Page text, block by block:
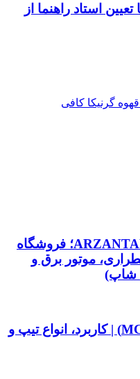
استاد راهنما از
گرنیکا کافی
افتتاح رسمی ARZANTARIN.SHOP؛ فروشگاه
موتور برق و
شاپ)
کلید مینیاتوری زیمنس (MCB) | کاربرد، انواع تیپ و